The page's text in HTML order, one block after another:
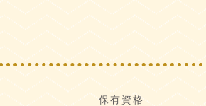
保有資格